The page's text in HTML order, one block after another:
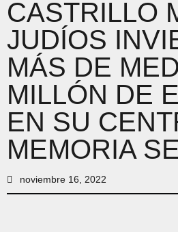
CASTRILLO
JUDÍOS
MÁS DE
MILLÓN DE
EN SU
MEMORIA
noviembre 16, 2022